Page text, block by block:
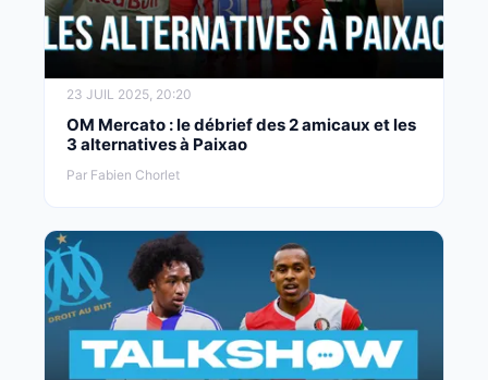
23 JUIL 2025, 20:20
OM Mercato : le débrief des 2 amicaux et les
3 alternatives à Paixao
Par Fabien Chorlet